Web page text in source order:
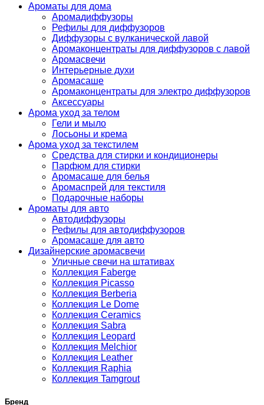
Ароматы для дома
Аромадиффузоры
Рефилы для диффузоров
Диффузоры с вулканической лавой
Аромаконцентраты для диффузоров с лавой
Аромасвечи
Интерьерные духи
Аромасаше
Аромаконцентраты для электро диффузоров
Аксессуары
Арома уход за телом
Гели и мыло
Лосьоны и крема
Арома уход за текстилем
Средства для стирки и кондиционеры
Парфюм для стирки
Аромасаше для белья
Аромаспрей для текстиля
Подарочные наборы
Ароматы для авто
Автодиффузоры
Рефилы для автодиффузоров
Аромасаше для авто
Дизайнерские аромасвечи
Уличные свечи на штативах
Коллекция Faberge
Коллекция Picasso
Коллекция Berberia
Коллекция Le Dome
Коллекция Ceramics
Коллекция Sabra
Коллекция Leopard
Коллекция Melchior
Коллекция Leather
Коллекция Raphia
Коллекция Tamgrout
Бренд